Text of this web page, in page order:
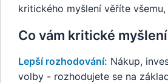
kritického myšlení věříte
Co vám kritické
Lepší rozhodování: Nákup,
volby - rozhodujete se na